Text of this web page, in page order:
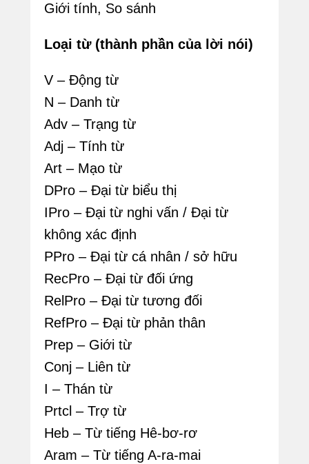
t
d
o
n
2
4
/
1
1
/
2
0
2
5
b
y
A
d
m
i
Giới tính, So sánh
Loại từ (thành phần của lời nói)
V – Động từ
N – Danh từ
Adv – Trạng từ
Adj – Tính từ
Art – Mạo từ
DPro – Đại từ biểu thị
IPro – Đại từ nghi vấn / Đại từ
không xác định
PPro – Đại từ cá nhân / sở hữu
RecPro – Đại từ đối ứng
RelPro – Đại từ tương đối
RefPro – Đại từ phản thân
Prep – Giới từ
Conj – Liên từ
I – Thán từ
Prtcl – Trợ từ
Heb – Từ tiếng Hê-bơ-rơ
Aram – Từ tiếng A-ra-mai